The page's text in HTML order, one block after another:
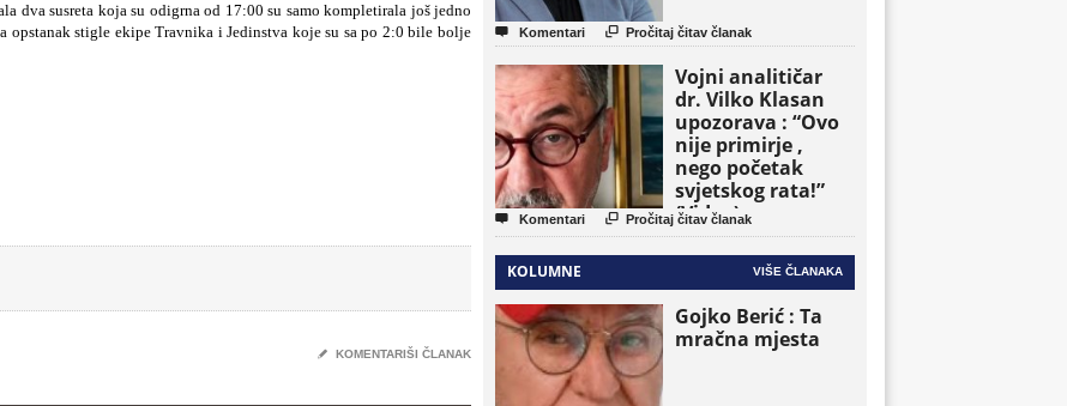
dva susreta koja su odigrna od 17:00 su samo kompletirala još jedno
stigle ekipe Travnika i Jedinstva koje su sa po 2:0 bile bolje
✎ KOMENTARIŠI ČLANAK
 Komentari  Pročitaj čitav članak
Vojni analitičar
dr. Vilko Klasan
upozorava : “Ovo
nije primirje ,
nego početak
svjetskog rata!”
(Video)
 Komentari  Pročitaj čitav članak
KOLUMNE VIŠE ČLANAKA
Gojko Berić : Ta
mračna mjesta